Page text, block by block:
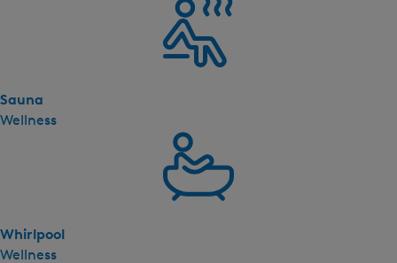
Wellness
Sauna
Wellness
Whirlpool